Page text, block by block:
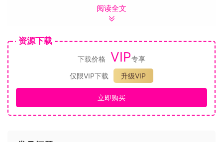
經營的策略性玩法，加入了單挑、野戰或攻城三種戰鬥方式，
來取決是否支付過路費給對手，透過買賣貨物賺取利潤等多樣
兩種遊戲模式
￭按照歷史編寫的長劇情「一統天下」模式中，玩家可扮演愛耍
心機的曹操、投機取巧的孫權或者嗜哭成性的劉備來進行遊
戲，由第一關「黃巾之亂」起，重現經典歷史橋段與一百多個
突發事件，三位主公各有不同的劇情及關卡！￭「群雄並起」模
式可自訂勝利條件及參戰人數，玩家可自選十一位各具特色的
主公，還能自定勝利條件，例如消滅其他對手、佔領某一州內
阅读全文
资源下载
下载价格 VIP专享
仅限VIP下载
升级VIP
立即购买